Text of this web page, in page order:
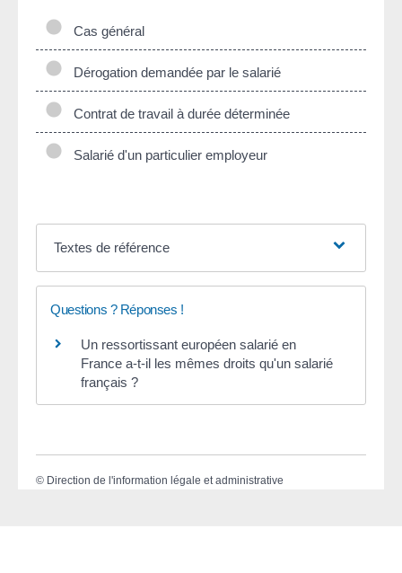
Cas général
Dérogation demandée par le salarié
Contrat de travail à durée déterminée
Salarié d'un particulier employeur
Textes de référence
Questions ? Réponses !
Un ressortissant européen salarié en
France a-t-il les mêmes droits qu'un salarié
français ?
© Direction de l'information légale et administrative